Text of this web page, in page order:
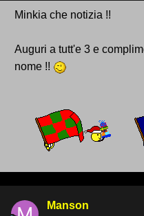
Minkia che notizia !!
Auguri a tutt'e 3 e
nome !!
Manson